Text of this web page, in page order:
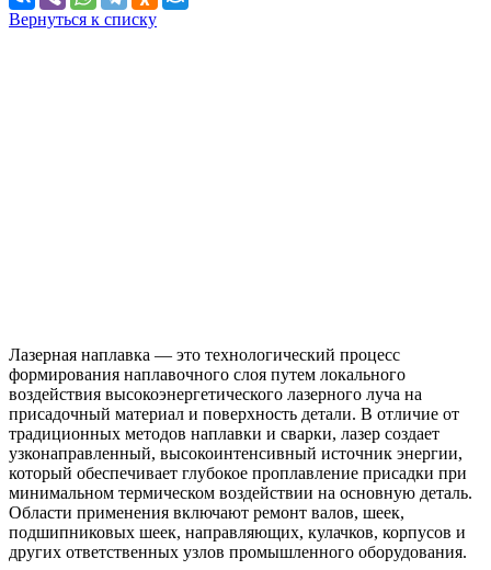
Вернуться к списку
Лазерная наплавка — это технологический процесс
формирования наплавочного слоя путем локального
воздействия высокоэнергетического лазерного луча на
присадочный материал и поверхность детали. В отличие от
традиционных методов наплавки и сварки, лазер создает
узконаправленный, высокоинтенсивный источник энергии,
который обеспечивает глубокое проплавление присадки при
минимальном термическом воздействии на основную деталь.
Области применения включают ремонт валов, шеек,
подшипниковых шеек, направляющих, кулачков, корпусов и
других ответственных узлов промышленного оборудования.